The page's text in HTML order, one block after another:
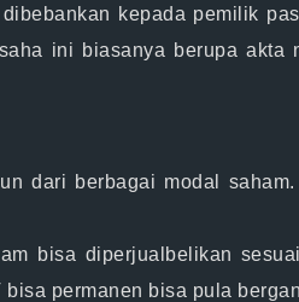
kepada pemilik
ini biasanya berupa
dari berbagai modal
bisa diperjualbelikan
permanen bisa pula